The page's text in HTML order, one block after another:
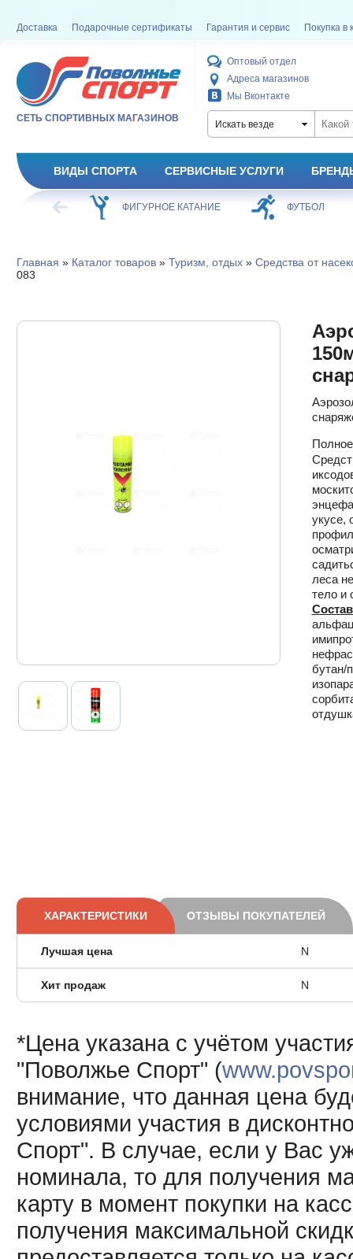
Доставка Подарочные сертификаты Гарантия и сервис Покупка в
СЕТЬ СПОРТИВНЫХ МАГАЗИНОВ
Оптовый отдел
Адреса магазинов
Мы Вконтакте
Искать везде
ВИДЫ СПОРТА СЕРВИСНЫЕ УСЛУГИ
ХОККЕЙ ФИГУРНОЕ КАТАНИЕ ФУТБОЛ
Главная » Каталог товаров» Туризм, отдых» Средства от
083
укусе,
леса
тело и
бутан/
ХАРАКТЕРИСТИКИ ОТЗЫВЫ ПОКУПАТЕЛЕЙ
Лучшая цена N
Хит продаж N
*Цена указана с учётом
"Поволжье Спорт" (
внимание, что данная цена
условиями участия в
Спорт". В случае, если у Вас
номинала, то для получения
карту в момент покупки на
получения максимальной